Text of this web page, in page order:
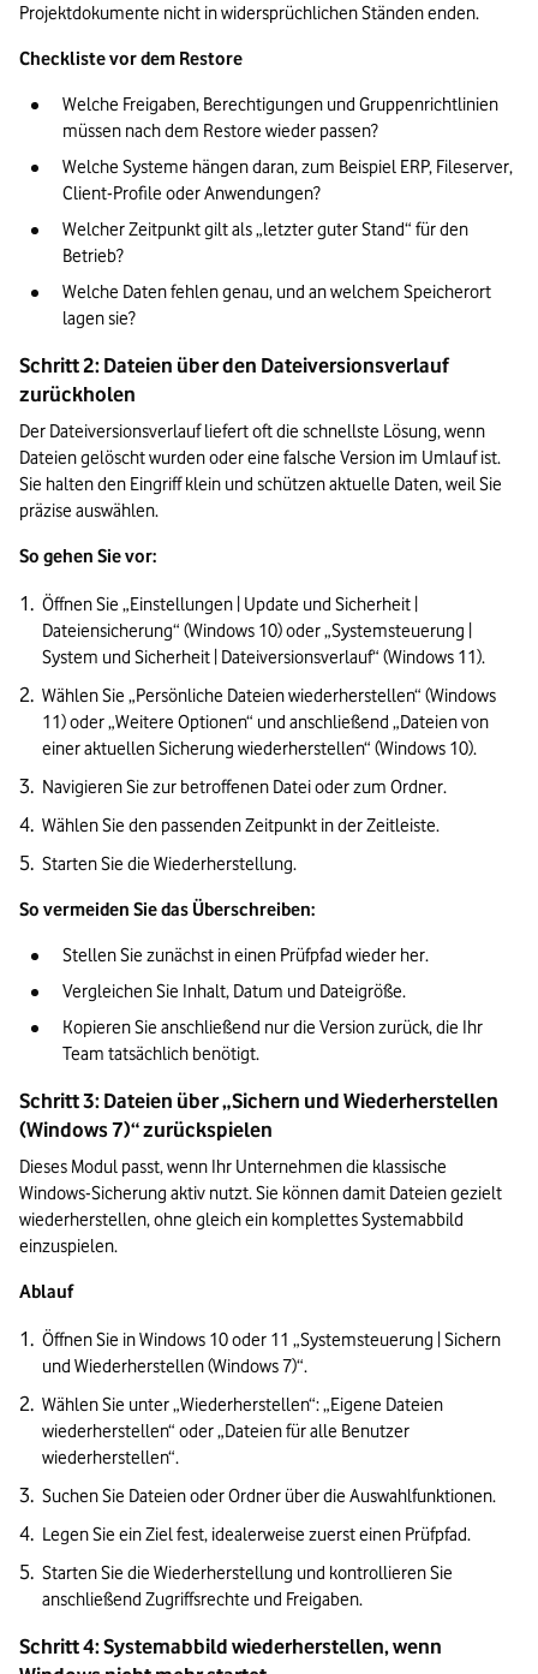
Projektdokumente nicht in widersprüchlichen Ständen enden.
Checkliste vor dem Restore
Welche Freigaben, Berechtigungen und Gruppenrichtlinien
müssen nach dem Restore wieder passen?
Welche Systeme hängen daran, zum Beispiel ERP, Fileserver,
Client-Profile oder Anwendungen?
Welcher Zeitpunkt gilt als „letzter guter Stand“ für den
Betrieb?
Welche Daten fehlen genau, und an welchem Speicherort
lagen sie?
Schritt 2: Dateien über den Dateiversionsverlauf
zurückholen
Der Dateiversionsverlauf liefert oft die schnellste Lösung, wenn
Dateien gelöscht wurden oder eine falsche Version im Umlauf ist.
Sie halten den Eingriff klein und schützen aktuelle Daten, weil Sie
präzise auswählen.
So gehen Sie vor:
Öffnen Sie „Einstellungen | Update und Sicherheit |
Dateiensicherung“ (Windows 10) oder „Systemsteuerung |
System und Sicherheit | Dateiversionsverlauf“ (Windows 11).
Wählen Sie „Persönliche Dateien wiederherstellen“ (Windows
11) oder „Weitere Optionen“ und anschließend „Dateien von
einer aktuellen Sicherung wiederherstellen“ (Windows 10).
Navigieren Sie zur betroffenen Datei oder zum Ordner.
Wählen Sie den passenden Zeitpunkt in der Zeitleiste.
Starten Sie die Wiederherstellung.
So vermeiden Sie das Überschreiben:
Stellen Sie zunächst in einen Prüfpfad wieder her.
Vergleichen Sie Inhalt, Datum und Dateigröße.
Kopieren Sie anschließend nur die Version zurück, die Ihr
Team tatsächlich benötigt.
Schritt 3: Dateien über „Sichern und Wiederherstellen
(Windows 7)“ zurückspielen
Dieses Modul passt, wenn Ihr Unternehmen die klassische
Windows-Sicherung aktiv nutzt. Sie können damit Dateien gezielt
wiederherstellen, ohne gleich ein komplettes Systemabbild
einzuspielen.
Ablauf
Öffnen Sie in Windows 10 oder 11 „Systemsteuerung | Sichern
und Wiederherstellen (Windows 7)“.
Wählen Sie unter „Wiederherstellen“: „Eigene Dateien
wiederherstellen“ oder „Dateien für alle Benutzer
wiederherstellen“.
Suchen Sie Dateien oder Ordner über die Auswahlfunktionen.
Legen Sie ein Ziel fest, idealerweise zuerst einen Prüfpfad.
Starten Sie die Wiederherstellung und kontrollieren Sie
anschließend Zugriffsrechte und Freigaben.
Schritt 4: Systemabbild wiederherstellen, wenn